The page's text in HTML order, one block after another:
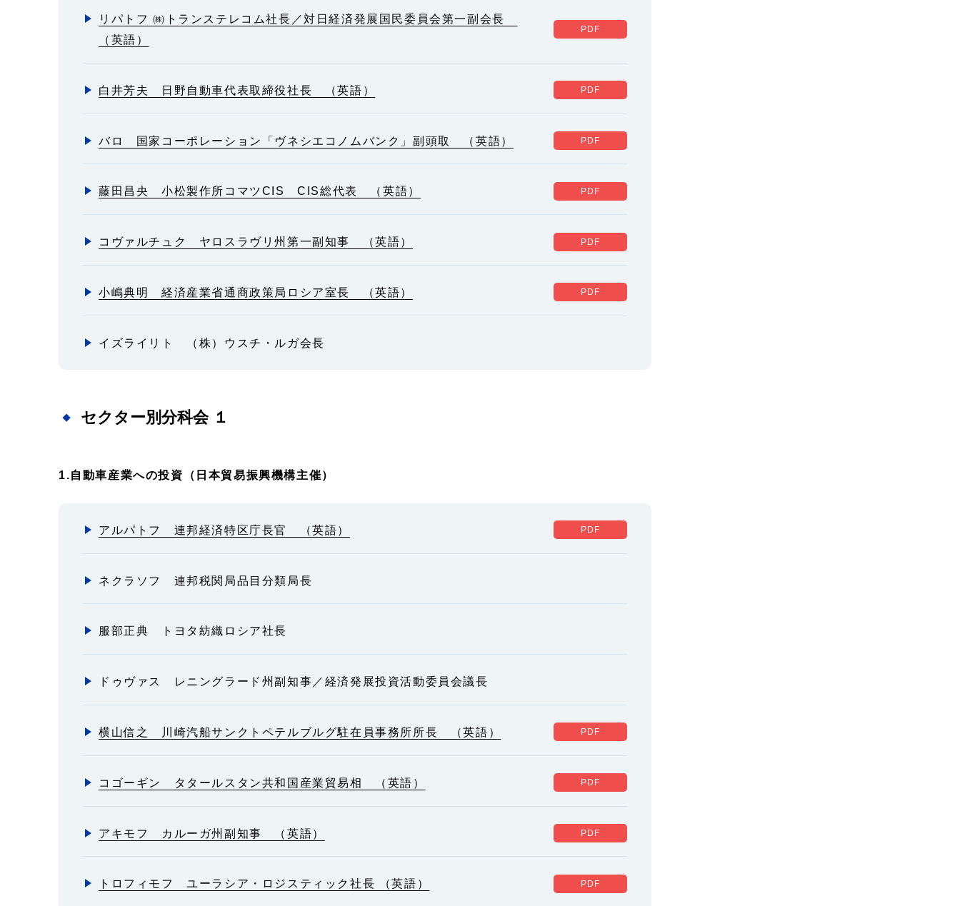
リパトフ ㈱トランステレコム社長／対日経済発展国民委員会第一副会長
（英語）
白井芳夫 日野自動車代表取締役社長 （英語）
バロ 国家コーポレーション「ヴネシエコノムバンク」副頭取 （英語）
藤田昌央 小松製作所コマツCIS CIS総代表 （英語）
コヴァルチュク ヤロスラヴリ州第一副知事 （英語）
小嶋典明 経済産業省通商政策局ロシア室長 （英語）
イズライリト （株）ウスチ・ルガ会長
セクター別分科会 １
1.自動車産業への投資（日本貿易振興機構主催）
アルパトフ 連邦経済特区庁長官 （英語）
ネクラソフ 連邦税関局品目分類局長
服部正典 トヨタ紡織ロシア社長
ドゥヴァス レニングラード州副知事／経済発展投資活動委員会議長
横山信之 川崎汽船サンクトペテルブルグ駐在員事務所所長 （英語）
コゴーギン タタールスタン共和国産業貿易相 （英語）
アキモフ カルーガ州副知事 （英語）
トロフィモフ ユーラシア・ロジスティック社長 （英語）